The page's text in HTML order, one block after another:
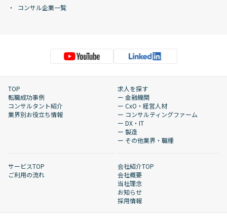
コンサル企業一覧
TOP
転職成功事例
コンサルタント紹介
業界別お役立ち情報
求人を探す
ー 金融機関
ー CxO・経営人材
ー コンサルティングファーム
ー DX・IT
ー 製造
ー その他業界・職種
サービスTOP
ご利用の流れ
会社紹介TOP
会社概要
当社理念
お知らせ
採用情報